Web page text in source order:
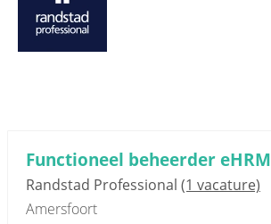
Functioneel beheerder eHRM
Randstad Professional (1 vacature)
Amersfoort